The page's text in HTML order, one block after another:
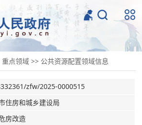
重点领域 >> 公共资源配置领域信息
zfw/2025-0000515
住房和城乡建设局
房改造